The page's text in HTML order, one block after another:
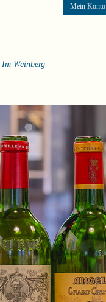
Mein Konto
Im Weinberg